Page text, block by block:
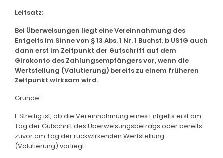
Leitsatz:
Bei Überweisungen liegt eine Vereinnahmung des
Entgelts im Sinne von § 13 Abs. 1 Nr. 1 Buchst. b UStG auch
dann erst im Zeitpunkt der Gutschrift auf dem
Girokonto des Zahlungsempfängers vor, wenn die
Wertstellung (Valutierung) bereits zu einem früheren
Zeitpunkt wirksam wird.
Gründe:
I. Streitig ist, ob die Vereinnahmung eines Entgelts erst am
Tag der Gutschrift des Überweisungsbetrags oder bereits
zuvor am Tag der rückwirkenden Wertstellung
(Valutierung) vorliegt.